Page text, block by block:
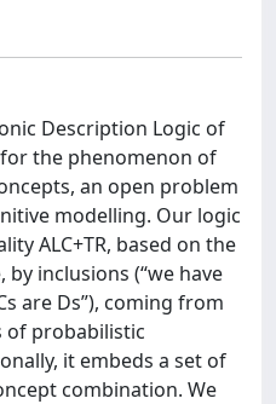
Description Logic of
the phenomenon of
an open problem
modelling. Our logic
ALC+TR, based on the
inclusions (“we have
are Ds”), coming from
of probabilistic
it embeds a set of
combination. We